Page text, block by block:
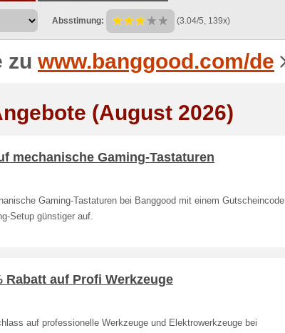
Absstimung: (3.04/5, 139x)
zu www.banggood.com/de
(August 2026)
mechanische Gaming-Tastaturen
Gaming-Tastaturen bei Banggood mit einem Gutscheincode
Setup günstiger auf.
Rabatt auf Profi Werkzeuge
auf professionelle Werkzeuge und Elektrowerkzeuge bei